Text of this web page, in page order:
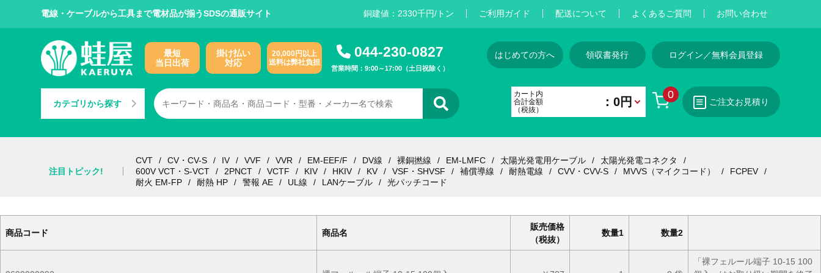
電線・ケーブルから工具まで電材品が揃うSDSの通販サイト 銅建値： 2330千円/トン ご利用ガイド 配送について よくあるご質問 お問い合わせ
最短
当日出荷
掛け払い
対応
20,000円以上
送料は弊社負担
044-230-0827
営業時間：9:00～17:00（土日祝除く）
カテゴリから探す
はじめての方へ 領収書発行 ログイン／無料会員登録
0
カート内
合計金額
（税抜）
：0円 ご注文お見積り
注目トピック!
CVT CV・CV-S IV VVF VVR EM-EEF/F DV線 裸銅撚線 EM-LMFC 太陽光発電用ケーブル
太陽光発電コネクタ
600V VCT・S-VCT
2PNCT VCTF KIV HKIV KV VSF・SHVSF 補償導線 耐熱電線 CVV・CVV-S MVVS（マイクコード）
FCPEV
耐火 EM-FP
耐熱 HP 警報 AE UL線 LANケーブル 光パッチコード
商品コード 商品名
販売価格
（税抜）
数量1 数量2
「裸フェルール端子 10-15 100